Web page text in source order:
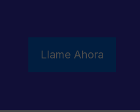
Llame Ahora